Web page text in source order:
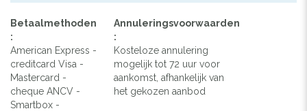
Betaalmethoden
:
American Express -
creditcard Visa -
Mastercard -
cheque ANCV -
Smartbox -
Annuleringsvoorwaarden
:
Kosteloze annulering
mogelijk tot 72 uur voor
aankomst, afhankelijk van
het gekozen aanbod